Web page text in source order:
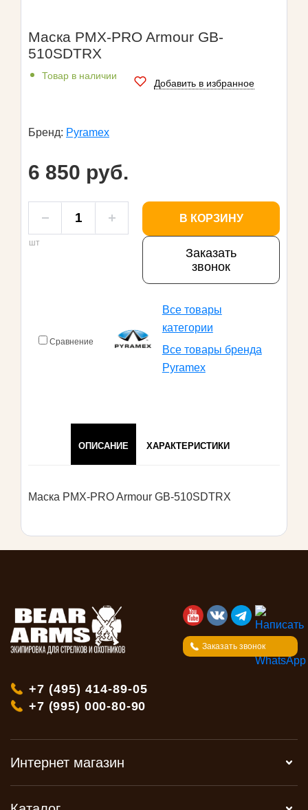
Маска PMX-PRO Armour GB-
510SDTRX
Товар в наличии
Добавить в избранное
Бренд: Pyramex
6 850 руб.
шт
В КОРЗИНУ
Заказать
звонок
Сравнение
Все товары
категории
Все товары бренда
Pyramex
ОПИСАНИЕ ХАРАКТЕРИСТИКИ
Маска PMX-PRO Armour GB-510SDTRX
Заказать звонок
+7 (495) 414-89-05
+7 (995) 000-80-90
Интернет магазин